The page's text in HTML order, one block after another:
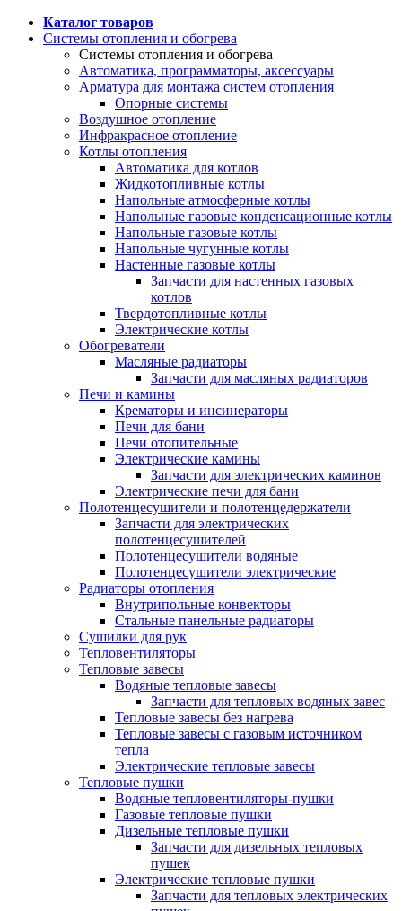
Каталог товаров
Системы отопления и обогрева
Системы отопления и обогрева
Автоматика, программаторы, аксессуары
Арматура для монтажа систем отопления
Опорные системы
Воздушное отопление
Инфракрасное отопление
Котлы отопления
Автоматика для котлов
Жидкотопливные котлы
Напольные атмосферные котлы
Напольные газовые конденсационные котлы
Напольные газовые котлы
Напольные чугунные котлы
Настенные газовые котлы
Запчасти для настенных газовых
котлов
Твердотопливные котлы
Электрические котлы
Обогреватели
Масляные радиаторы
Запчасти для масляных радиаторов
Печи и камины
Крематоры и инсинераторы
Печи для бани
Печи отопительные
Электрические камины
Запчасти для электрических каминов
Электрические печи для бани
Полотенцесушители и полотенцедержатели
Запчасти для электрических
полотенцесушителей
Полотенцесушители водяные
Полотенцесушители электрические
Радиаторы отопления
Внутрипольные конвекторы
Стальные панельные радиаторы
Сушилки для рук
Тепловентиляторы
Тепловые завесы
Водяные тепловые завесы
Запчасти для тепловых водяных завес
Тепловые завесы без нагрева
Тепловые завесы с газовым источником
тепла
Электрические тепловые завесы
Тепловые пушки
Водяные тепловентиляторы-пушки
Газовые тепловые пушки
Дизельные тепловые пушки
Запчасти для дизельных тепловых
пушек
Электрические тепловые пушки
Запчасти для тепловых электрических